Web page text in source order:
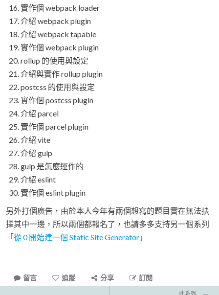
實作個 webpack loader
介紹 webpack plugin
介紹 webpack tapable
實作個 webpack plugin
rollup 的使用與設定
介紹與實作 rollup plugin
postcss 的使用與設定
實作個 postcss plugin
介紹 parcel
實作個 parcel plugin
介紹 vite
介紹 gulp
gulp 是怎麼運作的
介紹 eslint
實作個 eslint plugin
另外打個廣告，由於本人今年有兩個想寫的題目實在無法抉
擇其中一邊，所以兩個都報名了，也請多多支持另一個系列
「 從 0 開始建一個 Static Site Generator 」
留言 追蹤 分享 訂閱